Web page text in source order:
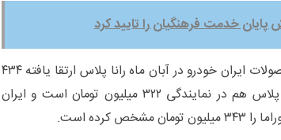
پایان خدمت فرهنگیان را تایید کرد
بر اساس قیمت کارخانه ای محصولات ایران خودرو در آبان ماه رانا پلاس ارتقا یافته ۴۳۴
میلیون تومان است قیمت رانا پلاس هم در نمایندگی ۳۲۲ میلیون تومان است و ایران
کرده است.